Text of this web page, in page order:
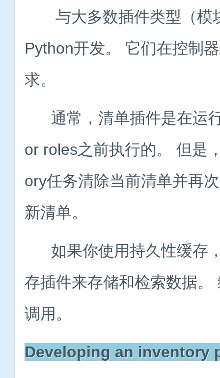
与大多数插件类型（模
Python开发。 它们在控制
求。
通常，清单插件是在运
or roles之前执行的。 但是
ory任务清除当前清单并再
新清单。
如果你使用持久性缓存
存插件来存储和检索数据
调用。
Developing an inventory